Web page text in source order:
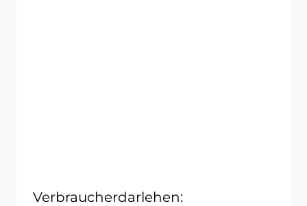
Verbraucherdarlehen: